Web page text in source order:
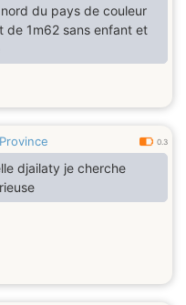
du pays de couleur
de 1m62 sans enfant et
0.3
djailaty je cherche